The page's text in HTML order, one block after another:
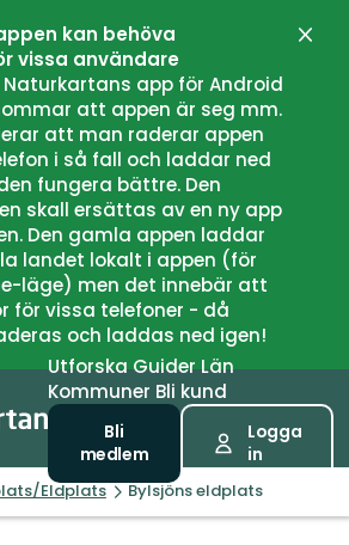
kan behöva
vissa användare
app för Android
att appen är seg mm.
att man raderar appen
i så fall och laddar ned
fungera bättre. Den
skall ersättas av en ny app
Den gamla appen laddar
landet lokalt i appen (för
läge) men det innebär att
för vissa telefoner - då
och laddas ned igen!
UtforskaGuiderLän
Kommuner Bli kund
Bli
medlem
Logga
in
Eldplats Bylsjöns eldplats